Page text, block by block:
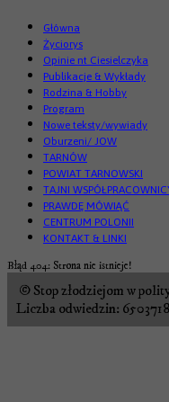
Główna
Życiorys
Opinie nt Ciesielczyka
Publikacje & Wykłady
Rodzina & Hobby
Program
Nowe teksty/wywiady
Oburzeni/ JOW
TARNÓW
POWIAT TARNOWSKI
TAJNI
PRAWDĘ MÓWIĄĆ
CENTRUM POLONII
KONTAKT & LINKI
Błąd 404: Strona nie istnieje!
© Stop złodziejom w
Liczba odwiedzin: